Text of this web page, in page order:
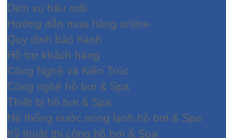
Dịch vụ hậu mãi
Hướng dẫn mua hàng online
Quy định bảo hành
Hỗ trợ khách hàng
Công Nghệ và Kiến Trúc
Công nghệ hồ bơi & Spa
Thiết bị hồ bơi & Spa
Hệ thống nước nóng lạnh hồ bơi & Spa
Kỹ thuật thi công hồ bơi & Spa